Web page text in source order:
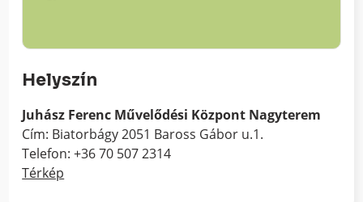
Helyszín
Juhász Ferenc Művelődési Központ Nagyterem
Cím: Biatorbágy 2051 Baross Gábor u.1.
Telefon: +36 70 507 2314
Térkép